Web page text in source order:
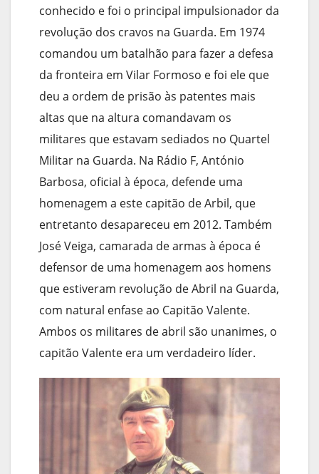
conhecido e foi o principal impulsionador da
revolução dos cravos na Guarda. Em 1974
comandou um batalhão para fazer a defesa
da fronteira em Vilar Formoso e foi ele que
deu a ordem de prisão às patentes mais
altas que na altura comandavam os
militares que estavam sediados no Quartel
Militar na Guarda. Na Rádio F, António
Barbosa, oficial à época, defende uma
homenagem a este capitão de Arbil, que
entretanto desapareceu em 2012. Também
José Veiga, camarada de armas à época é
defensor de uma homenagem aos homens
que estiveram revolução de Abril na Guarda,
com natural enfase ao Capitão Valente.
Ambos os militares de abril são unanimes, o
capitão Valente era um verdadeiro líder.